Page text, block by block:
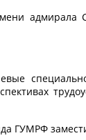
адмирала
ГУМРФ